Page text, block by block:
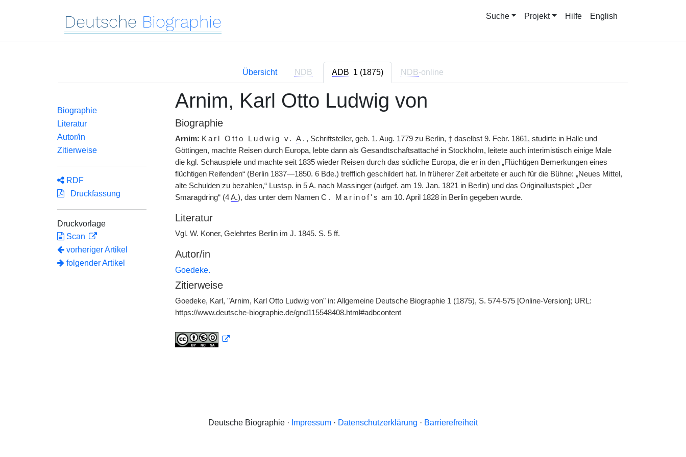
Deutsche Biographie Suche Projekt Hilfe English
Übersicht NDB ADB 1 (1875) NDB-online
Biographie
Literatur
Autor/in
Zitierweise
RDF
Druckfassung
Druckvorlage
Scan
vorheriger Artikel
folgender Artikel
Arnim, Karl Otto Ludwig von
Biographie
Arnim: Karl Otto Ludwig v.A. , Schriftsteller, geb. 1. Aug. 1779 zu Berlin, † daselbst 9. Febr. 1861, studirte in Halle und
Göttingen, machte Reisen durch Europa, lebte dann als Gesandtschaftsattachéin Stockholm, leitete auch interimistisch einige Male
die kgl. Schauspiele und machte seit 1835 wieder Reisen durch das südliche Europa, die er in den „Flüchtigen Bemerkungen eines
flüchtigen Reifenden“ (Berlin 1837—1850. 6 Bde.) trefflich geschildert hat. In früherer Zeit arbeitete er auch für die Bühne: „Neues Mittel,
alte Schulden| zu bezahlen,“ Lustsp. in 5A. nach Massinger (aufgef. am 19. Jan. 1821 in Berlin) und das Originallustspiel: „Der
Smaragdring“ (4A.), das unter dem Namen C. Marinof's am 10. April 1828 in Berlin gegeben wurde.
Literatur
Vgl. W. Koner, Gelehrtes Berlin im J. 1845. S. 5 ff.
Autor/in
Goedeke.
Zitierweise
Goedeke, Karl, "Arnim, Karl Otto Ludwig von" in: Allgemeine Deutsche Biographie 1 (1875), S. 574-575 [Online-Version]; URL:
https://www.deutsche-biographie.de/gnd115548408.html#adbcontent
Deutsche Biographie · Impressum · Datenschutzerklärung · Barrierefreiheit